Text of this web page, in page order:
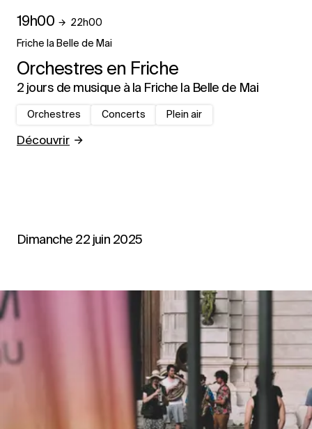
Orchestres en Friche
2 jours de musique à la Friche la Belle de Mai
19h00 22h00
Friche la Belle de Mai
Orchestres Concerts Plein air
Découvrir
Dimanche 22 juin 2025